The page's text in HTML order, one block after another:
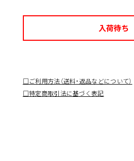
入荷待ち
□ご利用方法（送料・返品などについて）
□特定商取引法に基づく表記